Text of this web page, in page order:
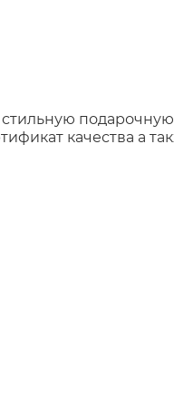
подарочную
качества а